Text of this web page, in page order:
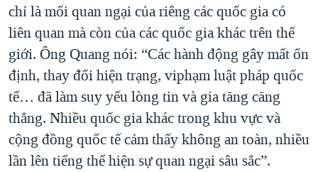
chỉ là mối quan ngại của riêng các quốc gia có
liên quan mà còn của các quốc gia khác trên thế
giới. Ông Quang nói: “Các hành động gây mất ổn
định, thay đổi hiện trạng, viphạm luật pháp quốc
tế… đã làm suy yếu lòng tin và gia tăng căng
thẳng. Nhiều quốc gia khác trong khu vực và
cộng đồng quốc tế cảm thấy không an toàn, nhiều
lần lên tiếng thể hiện sự quan ngại sâu sắc”.